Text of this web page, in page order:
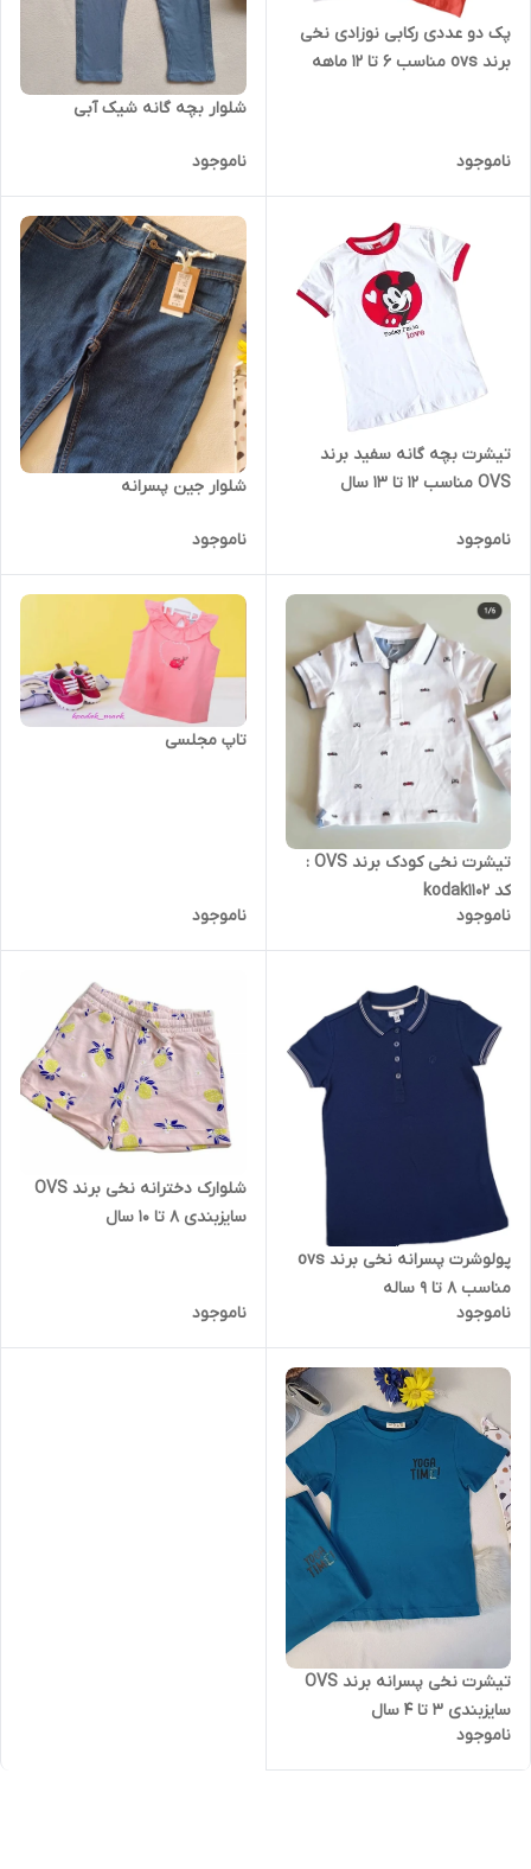
پک دو عددی رکابی نوزادی نخی
برند ovs مناسب 6 تا 12 ماهه
ناموجود
شلوار بچه گانه شیک آبی
ناموجود
تیشرت بچه گانه سفید برند
OVS مناسب 12 تا 13 سال
ناموجود
شلوار جین پسرانه
ناموجود
تیشرت نخی کودک برند OVS :
کد kodak1102
ناموجود
تاپ مجلسی
ناموجود
پولوشرت پسرانه نخی برند ovs
مناسب 8 تا 9 ساله
ناموجود
شلوارک دخترانه نخی برند OVS
سایزبندی 8 تا 10 سال
ناموجود
تیشرت نخی پسرانه برند OVS
سایزبندی 3 تا 4 سال
ناموجود